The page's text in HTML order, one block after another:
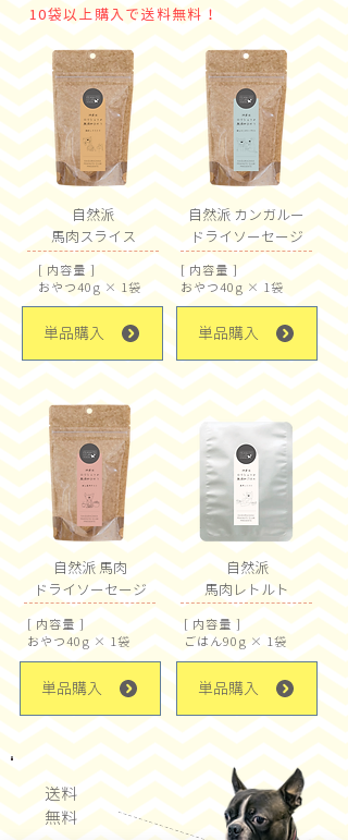
10袋以上購入で送料無料！
自然派
馬肉スライス
[ 内容量 ]
おやつ40g × 1袋
単品購入
自然派 カンガルー
ドライソーセージ
[ 内容量 ]
おやつ40g × 1袋
単品購入
自然派馬肉
ドライソーセージ
[ 内容量 ]
おやつ40g × 1袋
単品購入
自然派
馬肉レトルト
[ 内容量 ]
ごはん90g × 1袋
単品購入
送料
​無料